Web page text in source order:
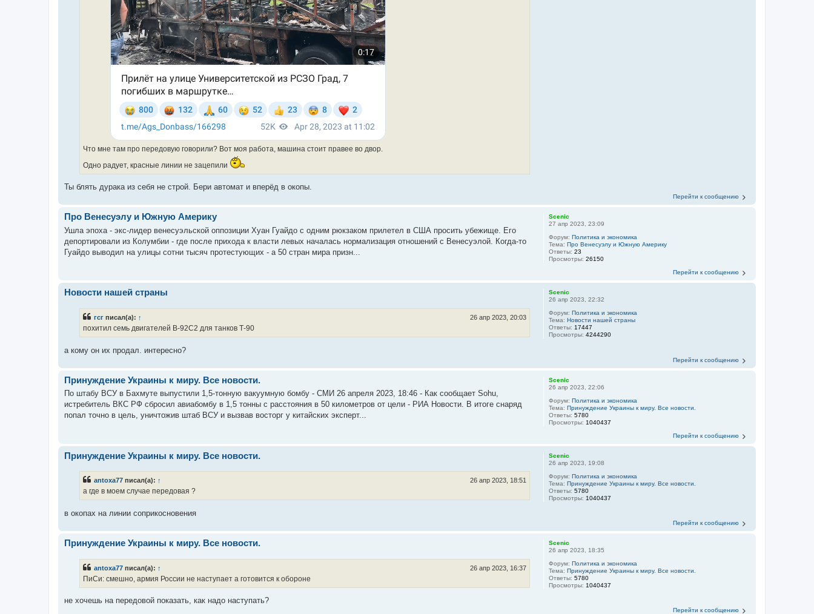
Что мне там про передовую говорили? Вот моя работа, машина стоит правее во двор.
Одно радует, красные линии не зацепили
Ты блять дурака из себя не строй. Бери автомат и вперёд в окопы.
Перейти к сообщению
Scenic
27 апр 2023, 23:09
Форум: Политика и экономика
Тема: Про Венесуэлу и Южную Америку
Ответы:23
Просмотры:26150
Про Венесуэлу и Южную Америку
Ушла эпоха - экс-лидер венесуэльской оппозиции Хуан Гуайдо с одним рюкзаком прилетел в США просить убежище. Его
депортировали из Колумбии - где после прихода к власти левых началась нормализация отношений с Венесуэлой. Когда-то
Гуайдо выводил на улицы сотни тысяч протестующих - а 50 стран мира призн...
Перейти к сообщению
Scenic
26 апр 2023, 22:32
Форум: Политика и экономика
Тема: Новости нашей страны
Ответы:17447
Просмотры:4244290
Новости нашей страны
гсг писал(а): ↑ 26 апр 2023, 20:03
похитил семь двигателей В-92С2 для танков Т-90
а кому он их продал. интересно?
Перейти к сообщению
Scenic
26 апр 2023, 22:06
Форум:Политика и экономика
Тема:Принуждение Украины к миру. Все новости.
Ответы:5780
Просмотры: 1040437
Принуждение Украины к миру. Все новости.
По штабу ВСУ в Бахмуте выпустили 1,5-тонную вакуумную бомбу - СМИ 26 апреля 2023, 18:46 - Как сообщает Sohu,
истребитель ВКС РФ сбросил авиабомбу в 1,5 тонны с расстояния в 50 километров от цели - РИА Новости. В итоге снаряд
попал точно в цель, уничтожив штаб ВСУ и вызвав восторг у китайских эксперт...
Перейти к сообщению
Scenic
26 апр 2023, 19:08
Форум:Политика и экономика
Тема:Принуждение Украины к миру. Все новости.
Ответы:5780
Просмотры: 1040437
Принуждение Украины к миру. Все новости.
antoxa77 писал(а): ↑ 26 апр 2023, 18:51
а где в моем случае передовая ?
в окопах на линии соприкосновения
Перейти к сообщению
Scenic
26 апр 2023, 18:35
Форум:Политика и экономика
Тема:Принуждение Украины к миру. Все новости.
Ответы:5780
Просмотры: 1040437
Принуждение Украины к миру. Все новости.
antoxa77 писал(а): ↑ 26 апр 2023, 16:37
ПиСи: смешно, армия России не наступает а готовится к обороне
не хочешь на передовой показать, как надо наступать?
Перейти к сообщению